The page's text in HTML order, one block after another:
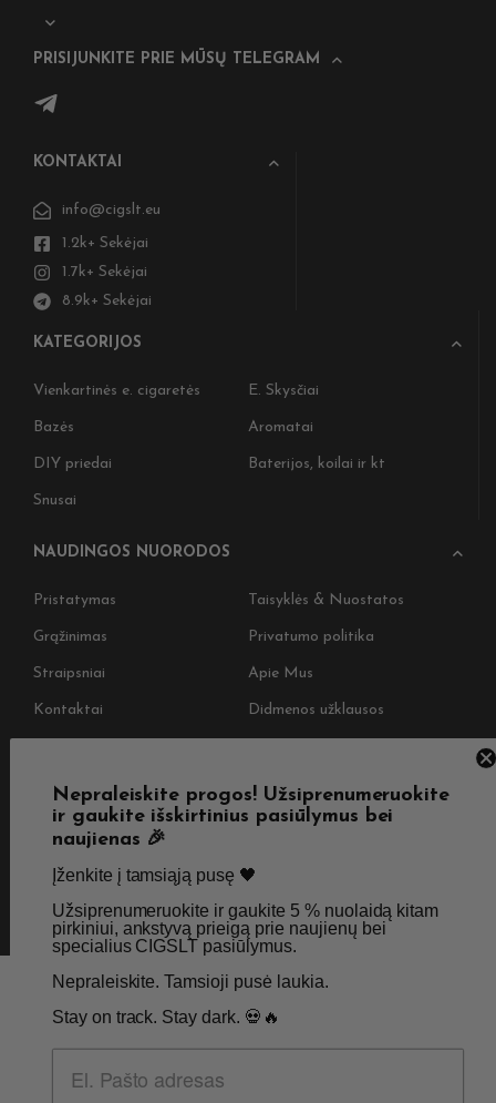
PRISIJUNKITE PRIE MŪSŲ TELEGRAM
KONTAKTAI
info@cigslt.eu
1.2k+ Sekėjai
1.7k+ Sekėjai
8.9k+ Sekėjai
KATEGORIJOS
Vienkartinės e. cigaretės E. Skysčiai
Bazės Aromatai
DIY priedai Baterijos, koilai ir kt
Snusai
NAUDINGOS NUORODOS
Pristatymas Taisyklės & Nuostatos
Grąžinimas Privatumo politika
Straipsniai Apie Mus
Kontaktai Didmenos užklausos
SKIRTA TIK SUAUGUSIEMS NIKOTINO VARTOTOJAMS.
NETURĖTUMĖTE NAUDOTI ŠIŲ PRODUKTŲ, JEI NEVARTOJATE
Nepraleiskite progos! Užsiprenumeruokite
ir gaukite išskirtinius pasiūlymus bei
naujienas 🎉
Įženkite į tamsiąją pusę 🖤 ​
Užsiprenumeruokite ir gaukite 5 % nuolaidą kitam
pirkiniui, ankstyvą prieigą prie naujienų bei
specialius CIGSLT pasiūlymus. ​
Nepraleiskite. Tamsioji pusė laukia.
Stay on track. Stay dark. 💀🔥